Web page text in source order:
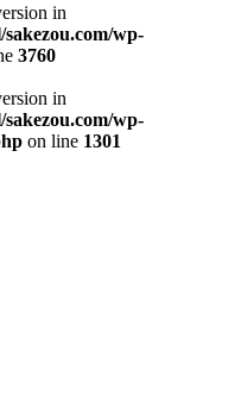
in
wp-
3760
in
wp-
on line 1301